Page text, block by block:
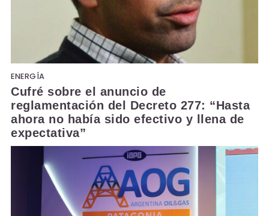
ENERGÍA
Cufré sobre el anuncio de
reglamentación del Decreto 277: “Hasta
ahora no había sido efectivo y llena de
expectativa”